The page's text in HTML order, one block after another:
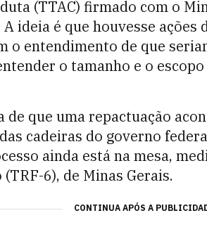
(TTAC) firmado com o
ideia é que houvesse ações
o entendimento de que
o tamanho e o
que uma repactuação
cadeiras do governo
ainda está na mesa,
(TRF-6), de Minas Gerais.
CONTINUA APÓS A